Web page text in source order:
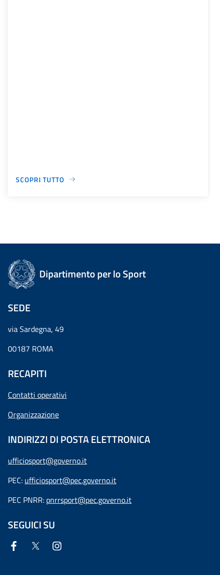
SCOPRI TUTTO
Dipartimento per lo Sport
SEDE
via Sardegna, 49
00187 ROMA
RECAPITI
Contatti operativi
Organizzazione
INDIRIZZI DI POSTA ELETTRONICA
ufficiosport@governo.it
PEC: ufficiosport@pec.governo.it
PEC PNRR: pnrrsport@pec.governo.it
SEGUICI SU